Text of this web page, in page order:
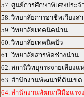
57. ศูนย์การศึกษาพิเศษประ
58. วิทยาลัยการอาชีพเวียงสา
59. วิทยาลัยเทคนิคน่าน
60. วิทยาลัยเทคนิคปัว
61. วิทยาลัยสารพัดช่างน่าน
62. สถานีวิทยุกระจายเสียง
63. สำนักงานพัฒนาที่ดินเขต
64. สำนักงานพัฒนาฝีมือแรง